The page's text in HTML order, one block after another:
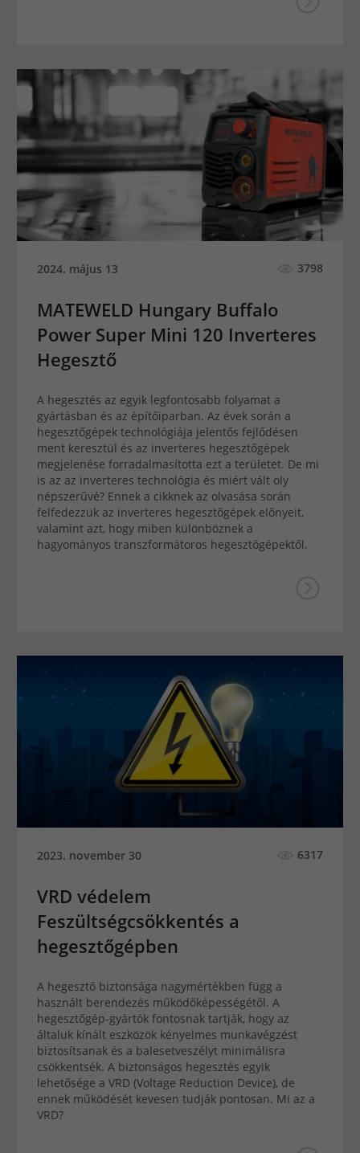
2024. május 13 3798
MATEWELD Hungary Buffalo
Power Super Mini 120 Inverteres
Hegesztő
A hegesztés az egyik legfontosabb folyamat a
gyártásban és az építőiparban. Az évek során a
hegesztőgépek technológiája jelentős fejlődésen
ment keresztül és az inverteres hegesztőgépek
megjelenése forradalmasította ezt a területet. De mi
is az az inverteres technológia és miért vált oly
népszerűvé? Ennek a cikknek az olvasása során
felfedezzük az inverteres hegesztőgépek előnyeit,
valamint azt, hogy miben különböznek a
hagyományos transzformátoros hegesztőgépektől.
2023. november 30 6317
VRD védelem
Feszültségcsökkentés a
hegesztőgépben
A hegesztő biztonsága nagymértékben függ a
használt berendezés működőképességétől. A
hegesztőgép-gyártók fontosnak tartják, hogy az
általuk kínált eszközök kényelmes munkavégzést
biztosítsanak és a balesetveszélyt minimálisra
csökkentsék. A biztonságos hegesztés egyik
lehetősége a VRD (Voltage Reduction Device), de
ennek működését kevesen tudják pontosan. Mi az a
VRD?